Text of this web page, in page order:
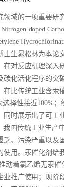
域的一项重要研
doped
士生晁松林为本论
对反应机理深入
化活化程序的突
比传统工业含汞
择性接近100%；
时展示出了可工
国传统工业生产
、污染严重以及
使用。汞催化剂给
动着氯乙烯无汞催
推广使用；现阶